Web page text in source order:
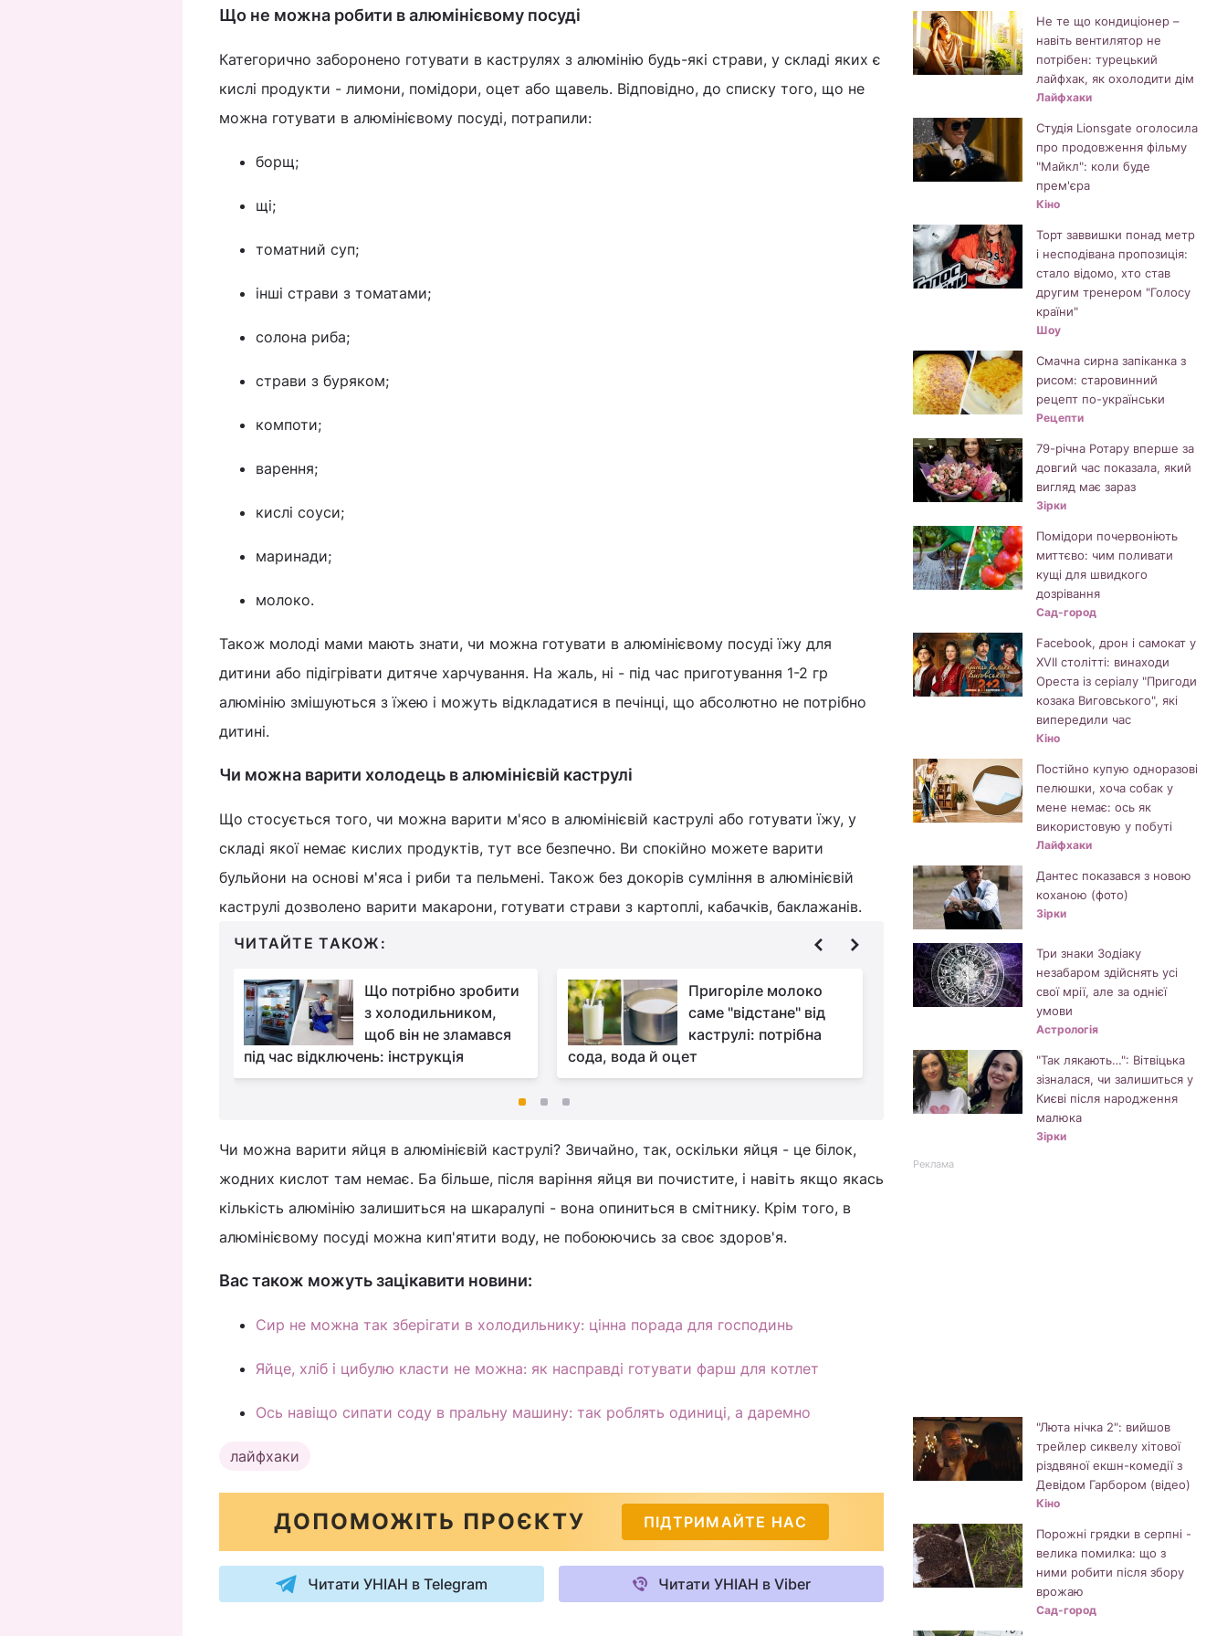
Що не можна робити в алюмінієвому посуді
Категорично заборонено готувати в каструлях з алюмінію будь-які страви, у складі яких є
кислі продукти - лимони, помідори, оцет або щавель. Відповідно, до списку того, що не
можна готувати в алюмінієвому посуді, потрапили:
борщ;
щі;
томатний суп;
інші страви з томатами;
солона риба;
страви з буряком;
компоти;
варення;
кислі соуси;
маринади;
молоко.
Також молоді мами мають знати, чи можна готувати в алюмінієвому посуді їжу для
дитини або підігрівати дитяче харчування. На жаль, ні - під час приготування 1-2 гр
алюмінію змішуються з їжею і можуть відкладатися в печінці, що абсолютно не потрібно
дитині.
Чи можна варити холодець в алюмінієвій каструлі
Що стосується того, чи можна варити м'ясо в алюмінієвій каструлі або готувати їжу, у
складі якої немає кислих продуктів, тут все безпечно. Ви спокійно можете варити
бульйони на основі м'яса і риби та пельмені. Також без докорів сумління в алюмінієвій
каструлі дозволено варити макарони, готувати страви з картоплі, кабачків, баклажанів.
ЧИТАЙТЕ ТАКОЖ:
Що потрібно зробити
з холодильником,
щоб він не зламався
під час відключень: інструкція
Пригоріле молоко
саме "відстане" від
каструлі: потрібна
сода, вода й оцет
Сіль, сода і нашатир:
елементарний метод
відбілювання тюлі
Чи можна варити яйця в алюмінієвій каструлі? Звичайно, так, оскільки яйця - це білок,
жодних кислот там немає. Ба більше, після варіння яйця ви почистите, і навіть якщо якась
кількість алюмінію залишиться на шкаралупі - вона опиниться в смітнику. Крім того, в
алюмінієвому посуді можна кип'ятити воду, не побоюючись за своє здоров'я.
Вас також можуть зацікавити новини:
Сир не можна так зберігати в холодильнику: цінна порада для господинь
Яйце, хліб і цибулю класти не можна: як насправді готувати фарш для котлет
Ось навіщо сипати соду в пральну машину: так роблять одиниці, а даремно
лайфхаки
ДОПОМОЖІТЬ ПРОЄКТУ ПІДТРИМАЙТЕ НАС
Читати УНІАН в Telegram Читати УНІАН в Viber
Не те що кондиціонер –
навіть вентилятор не
потрібен: турецький
лайфхак, як охолодити дім
Лайфхаки
Студія Lionsgate оголосила
про продовження фільму
"Майкл": коли буде
прем'єра
Кіно
Торт заввишки понад метр
і несподівана пропозиція:
стало відомо, хто став
другим тренером "Голосу
країни"
Шоу
Смачна сирна запіканка з
рисом: старовинний
рецепт по-українськи
Рецепти
79-річна Ротару вперше за
довгий час показала, який
вигляд має зараз
Зірки
Помідори почервоніють
миттєво: чим поливати
кущі для швидкого
дозрівання
Сад-город
Facebook, дрон і самокат у
XVII столітті: винаходи
Ореста із серіалу "Пригоди
козака Виговського", які
випередили час
Кіно
Постійно купую одноразові
пелюшки, хоча собак у
мене немає: ось як
використовую у побуті
Лайфхаки
Дантес показався з новою
коханою (фото)
Зірки
Три знаки Зодіаку
незабаром здійснять усі
свої мрії, але за однієї
умови
Астрологія
"Так лякають…": Вітвіцька
зізналася, чи залишиться у
Києві після народження
малюка
Зірки
Реклама
"Люта нічка 2": вийшов
трейлер сиквелу хітової
різдвяної екшн-комедії з
Девідом Гарбором (відео)
Кіно
Порожні грядки в серпні -
велика помилка: що з
ними робити після збору
врожаю
Сад-город